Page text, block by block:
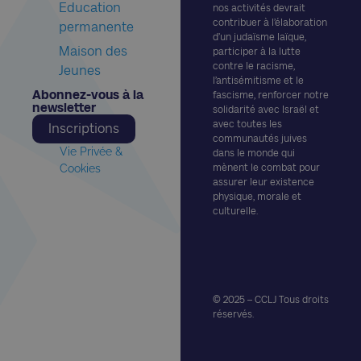
nos activités devrait
contribuer à l’élaboration
d’un judaïsme laïque,
participer à la lutte
contre le racisme,
l’antisémitisme et le
fascisme, renforcer notre
solidarité avec Israël et
avec toutes les
communautés juives
dans le monde qui
mènent le combat pour
assurer leur existence
physique, morale et
culturelle.
© 2025 – CCLJ Tous droits
réservés.
Education
permanente
Maison des
Jeunes
Abonnez-vous à la
newsletter​
Inscriptions
Vie Privée &
Cookies